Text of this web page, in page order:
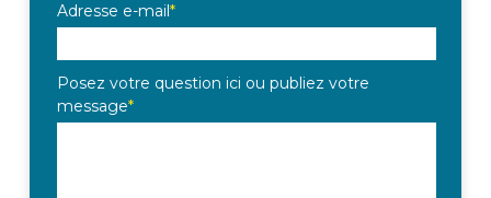
Adresse e-mail *
Posez votre question ici ou publiez votre
message*